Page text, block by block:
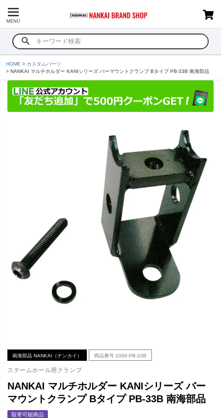
MENU
HOME
カスタムパーツ
NANKAI マルチホルダー KANIシリーズ バーマウントクランプ Bタイプ PB-33B 南海部品
南海部品 NANKAI（ナンカイ） 商品番号 1000-PB-33B
ステームホール用クランプ
NANKAI マルチホルダー KANIシリーズ バー
マウントクランプ Bタイプ PB-33B 南海部品
取寄可能商品